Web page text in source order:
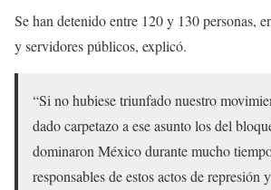
Se han detenido entre 120 y 130 personas,
y servidores públicos, explicó.
“Si no hubiese triunfado nuestro
dado carpetazo a ese asunto los del
dominaron México durante mucho
responsables de estos actos de represión